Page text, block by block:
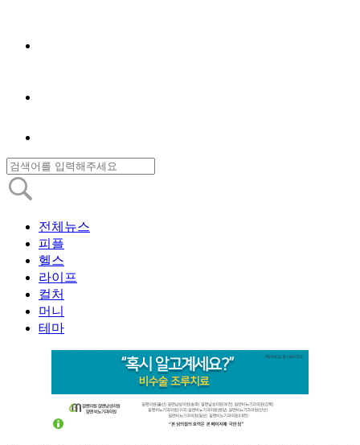
전체뉴스
피플
헬스
라이프
컬처
머니
테마